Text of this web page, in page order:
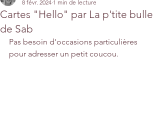
Cartes "Hello" par La p'tite bulle
de Sab
8 févr. 2024 1 min de lecture
Pas besoin d'occasions particulières
pour adresser un petit coucou.